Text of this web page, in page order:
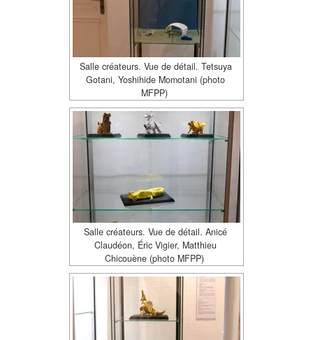
Salle créateurs. Vue de détail. Tetsuya
Gotani, Yoshihide Momotani (photo
MFPP)
Salle créateurs. Vue de détail. Anicé
Claudéon, Éric Vigier, Matthieu
Chicouène (photo MFPP)